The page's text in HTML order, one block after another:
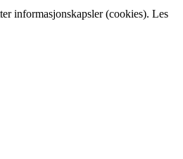
informasjonskapsler (cookies). Les